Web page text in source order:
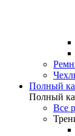
Полный
Полный
Все